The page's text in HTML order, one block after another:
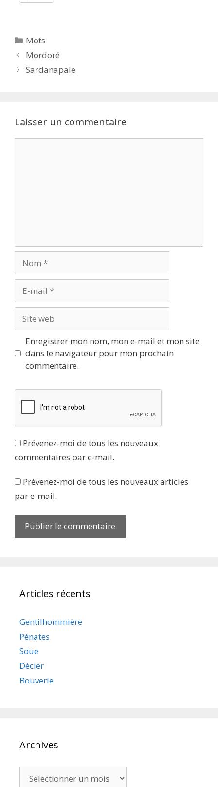
Catégories
Mots
Mordoré
Sardanapale
Laisser un commentaire
mail
web
Enregistrer mon nom, mon e-mail et mon site
dans le navigateur pour mon prochain
commentaire.
Prévenez-moi de tous les nouveaux
commentaires par e-mail.
Prévenez-moi de tous les nouveaux articles
par e-mail.
Articles récents
Gentilhommière
Pénates
Soue
Décier
Bouverie
Archives